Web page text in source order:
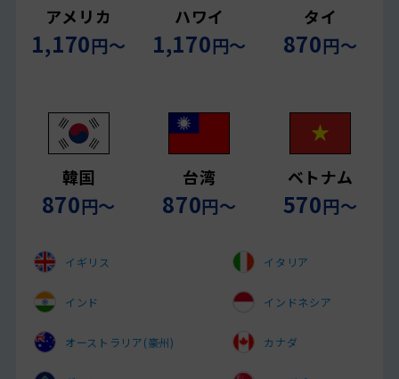
アメリカ
1,170円〜
ハワイ
1,170円〜
タイ
870円〜
韓国
870円〜
台湾
870円〜
ベトナム
570円〜
イギリス イタリア
インド インドネシア
オーストラリア(豪州) カナダ